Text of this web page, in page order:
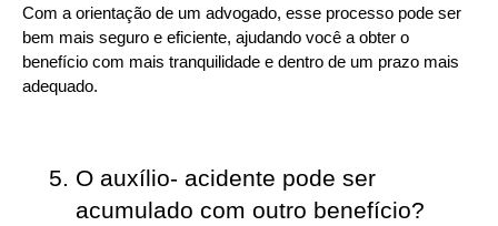
Com a orientação de um advogado, esse processo pode ser
bem mais seguro e eficiente, ajudando você a obter o
benefício com mais tranquilidade e dentro de um prazo mais
adequado.
O auxílio- acidente pode ser
acumulado com outro benefício?